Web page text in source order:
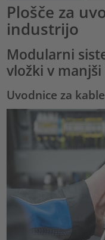
Plošče za
industrijo
Modularni
vložki v
Uvodnice za